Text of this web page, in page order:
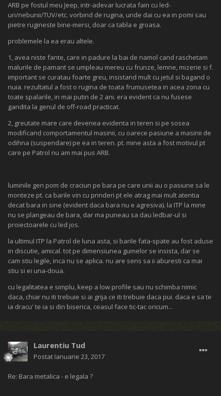
ARB pe fostul meu Jeep, intr-adevar lucrata fain cu led-
uri/nebunii/TUV/etc. vorbind de rugina, unde dai cu ea in pomi sau
pietre rugineste bine-mersi, doar ca tabla e groasa.
problemele la ea erau altele.
1, avea niste fante, care in padure la bai de namol cand raschetam
malurile de pamant se umpleau mereu cu frunze, lemne, mizerie si f.
important se curatau foarte greu, insistand mult cu jetul si bagand o
nuia. rezultatul a fost o rugina de toata frumusetea in acea zona cu
toate spalarile, in mai putin de 2 ani. era evident ca nu fusese
gandita la genul de off-road practicat.
2, greutate mare care devenea evidenta in teren si pe sosea
modificand comportamentul masinii, cu oarece pasiune a masinii de
odihna (suspendare) pe ea in teren. pt. mine asta a fost motivul pt
care pe Patrol nu am mai pus ARB.
luminile gen pom de craciun pe bara pe care unii au o pasiune sa le
monteze pt. ca barile vin cu prinderi pt ele atrag mai mult atentia
decat bara in sine (evident daca bara nu e agresiva). la ITP la mine
nu se plangeau de bara, dar ma puneau sa dau ledbar-ul si
proiectoarele cu led jos.
la ultimul ITP la Patrol de luna asta, si barile fata-spate au fost aduse
in discutie, amical. tot pe dimensiunea gumelor se insista, dar se
cam stiu legile, inca nu se aplica. nu are sens sa ii aburesti ca mai
stiu si ei una-doua.
cu legalitatea e simplu, keep a low profile sau nu schimba nimic
daca, chiar nu iti trebuie si ai grija ce iti trebuie daca pui. daca e sa te
ia dracu' te ia si din biserica, ceasul face tic-tac oricum...
Laurentiu Tud
Postat Ianuarie 23, 2017
Re: Bara metalica - e legala ?